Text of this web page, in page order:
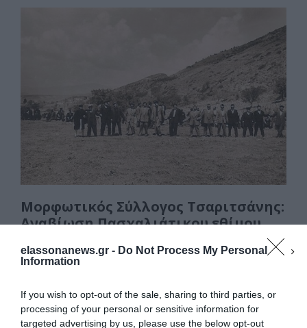
elassonanews.gr - Do Not Process My Personal
Information
If you wish to opt-out of the sale, sharing to third parties, or
processing of your personal or sensitive information for
targeted advertising by us, please use the below opt-out
o
k
n
ρ
τε
ίτ
ε
Μορφωτικός Σύλλογος Τσαριτσάνης:
Αναβίωση Πασχαλιάτικου εθίμου
Αναβίωση Πασχαλιάτικου εθίμου, την Δεύτερη
Αθανασίου(1611 μ.Χ). Αναβιώνει και φέτος, με
πρωτοβουλία …